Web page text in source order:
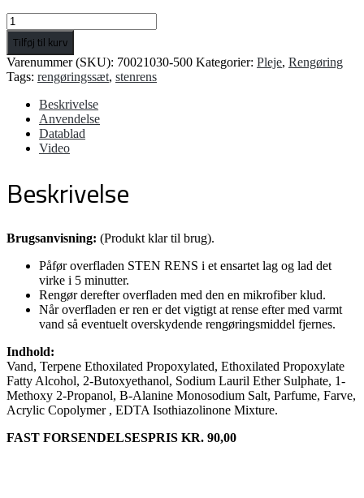
Sten
Rens
500
ml
antal
Tilføj til kurv
Varenummer (SKU): 70021030-500 Kategorier: Pleje, Rengøring
Tags: rengøringssæt, stenrens
Beskrivelse
Anvendelse
Datablad
Video
Beskrivelse
Brugsanvisning: (Produkt klar til brug).
Påfør overfladen STEN RENS i et ensartet lag og lad det
virke i 5 minutter.
Rengør derefter overfladen med den en mikrofiber klud.
Når overfladen er ren er det vigtigt at rense efter med varmt
vand så eventuelt overskydende rengøringsmiddel fjernes.
Indhold:
Vand, Terpene Ethoxilated Propoxylated, Ethoxilated Propoxylate
Fatty Alcohol, 2-Butoxyethanol, Sodium Lauril Ether Sulphate, 1-
Methoxy 2-Propanol, B-Alanine Monosodium Salt, Parfume, Farve,
Acrylic Copolymer , EDTA Isothiazolinone Mixture.
FAST FORSENDELSESPRIS KR. 90,00